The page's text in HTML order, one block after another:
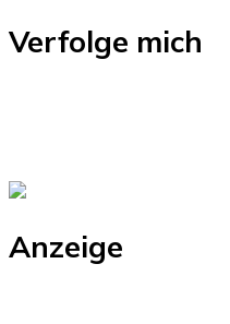
Verfolge mich
Anzeige